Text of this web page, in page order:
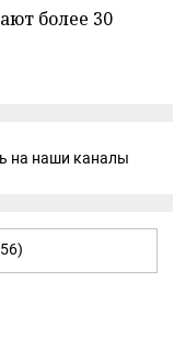
более 30
на наши каналы